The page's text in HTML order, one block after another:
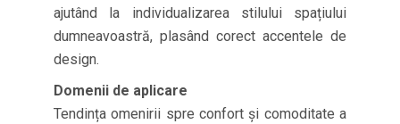
ajutând la individualizarea stilului spațiului
dumneavoastră, plasând corect accentele de
design.
Domenii de aplicare
Tendința omenirii spre confort și comoditate a